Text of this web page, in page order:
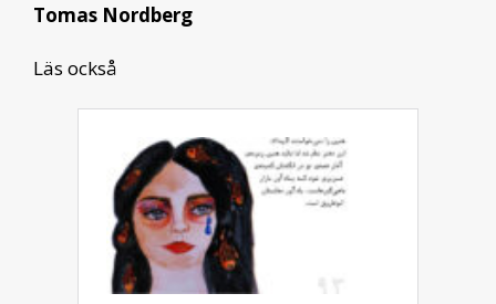
Tomas Nordberg
Läs också